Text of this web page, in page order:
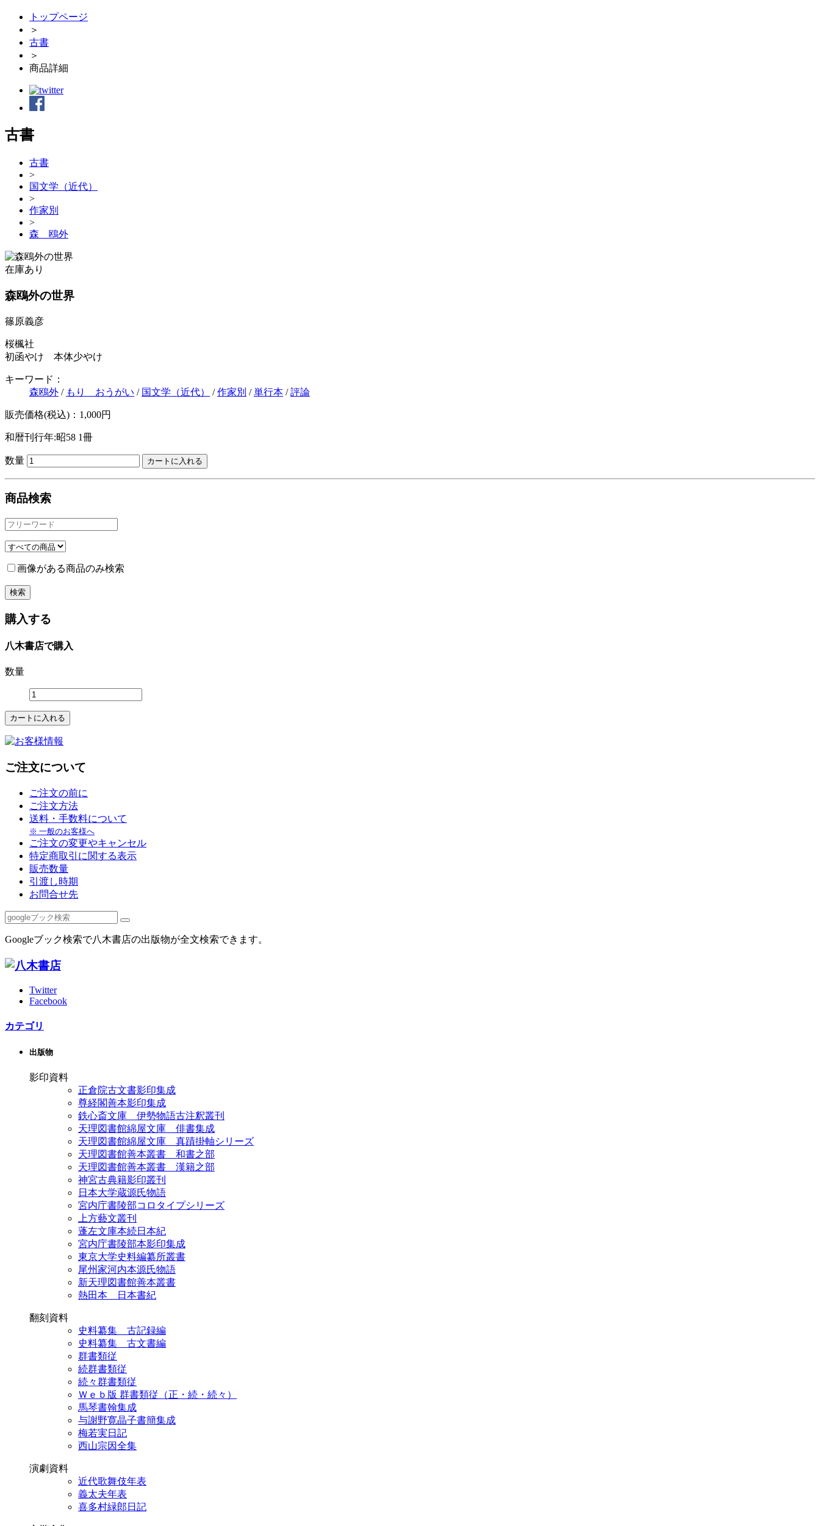
トップページ
＞
古書
＞
商品詳細
古書
古書
>
国文学（近代）
>
作家別
>
森 鴎外
在庫あり
森鴎外の世界
篠原義彦
桜楓社
初函やけ 本体少やけ
キーワード：
森鴎外 / もり おうがい / 国文学（近代） /作家別 /単行本 /評論
販売価格(税込)：1,000円
和暦刊行年:昭58 1冊
数量
商品検索
画像がある商品のみ検索
購入する
八木書店で購入
数量
ご注文について
ご注文の前に
ご注文方法
送料・手数料について
※ 一般のお客様へ
ご注文の変更やキャンセル
特定商取引に関する表示
販売数量
引渡し時期
お問合せ先
Googleブック検索で八木書店の出版物が全文検索できます。
Twitter
Facebook
カテゴリ
出版物
影印資料
正倉院古文書影印集成
尊経閣善本影印集成
鉄心斎文庫 伊勢物語古注釈叢刊
天理図書館綿屋文庫 俳書集成
天理図書館綿屋文庫 真蹟掛軸シリーズ
天理図書館善本叢書 和書之部
天理図書館善本叢書 漢籍之部
神宮古典籍影印叢刊
日本大学蔵源氏物語
宮内庁書陵部コロタイプシリーズ
上方藝文叢刊
蓬左文庫本続日本紀
宮内庁書陵部本影印集成
東京大学史料編纂所叢書
尾州家河内本源氏物語
新天理図書館善本叢書
熱田本 日本書紀
翻刻資料
史料纂集 古記録編
史料纂集 古文書編
群書類従
続群書類従
続々群書類従
Ｗｅｂ版 群書類従（正・続・続々）
馬琴書翰集成
与謝野寛晶子書簡集成
梅若実日記
西山宗因全集
演劇資料
近代歌舞伎年表
義太夫年表
喜多村緑郎日記